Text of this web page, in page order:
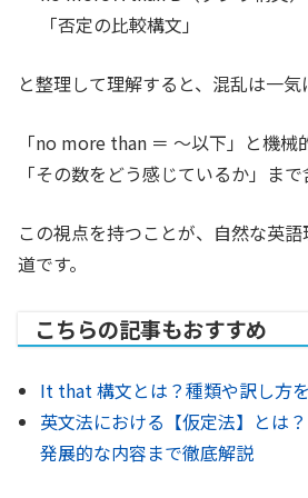
「否定の比較構文」
と整理して理解すると、混乱は一気
「no more than ＝ 〜以下」と機械
「その数をどう感じているか」まで
この視点を持つことが、自然な英
道です。
こちらの記事もおすすめ
It that 構文とは？種類や訳し方
英文法における【仮定法】とは
発展的な内容まで徹底解説